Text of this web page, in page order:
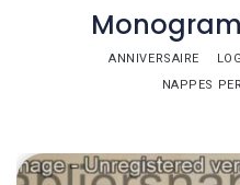
ANNIVERSAIRE
NAPPES